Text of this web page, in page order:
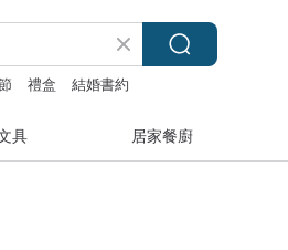
禮盒 結婚書約
具 居家餐廚